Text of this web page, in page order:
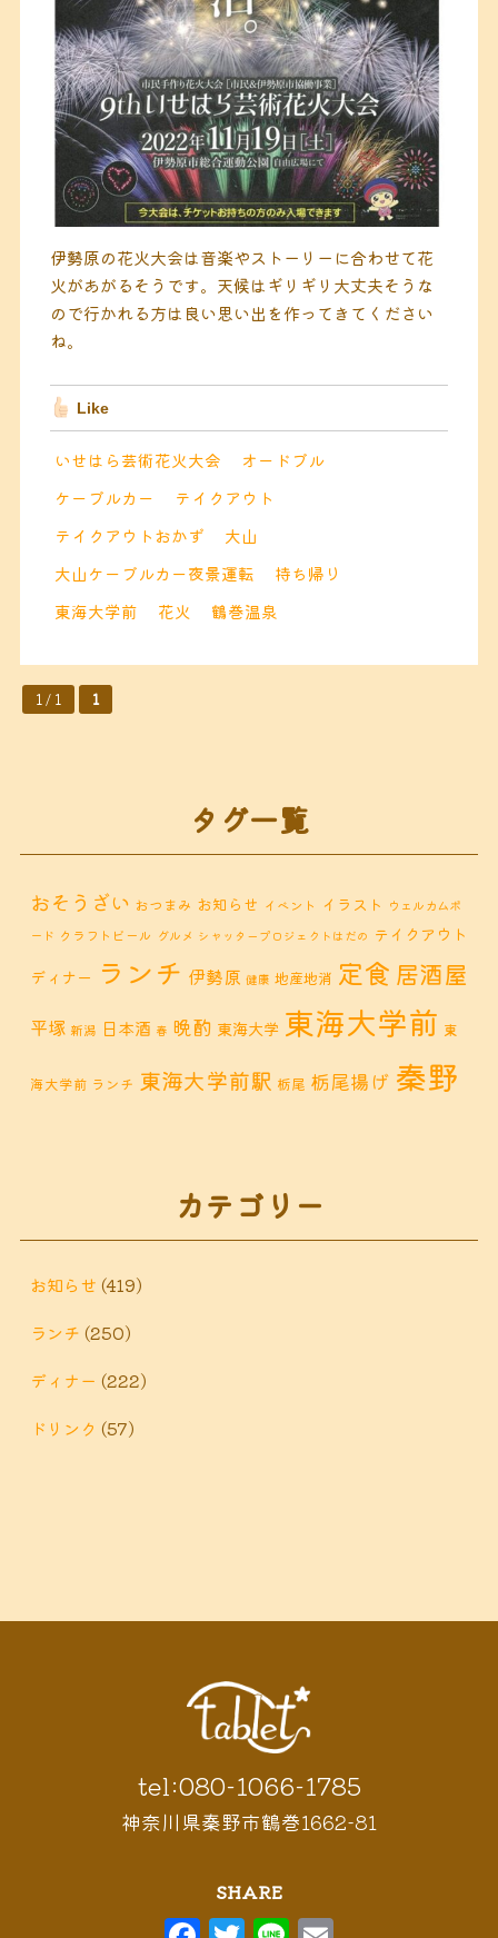
伊勢原の花火大会は音楽やストーリーに合わせて花
火があがるそうです。天候はギリギリ大丈夫そうな
ので行かれる方は良い思い出を作ってきてください
ね。
Like
いせはら芸術花火大会
オードブル
ケーブルカー
テイクアウト
テイクアウトおかず
大山
大山ケーブルカー夜景運転
持ち帰り
東海大学前
花火 鶴巻温泉
1 / 1 1
タグ一覧
おそうざい おつまみ お知らせ イベント イラスト ウェルカムボ
ード クラフトビール グルメ シャッタープロジェクトはだの テイクアウト
ディナー ランチ 伊勢原 健康 地産地消 定食 居酒屋
平塚 新潟 日本酒 春 晩酌 東海大学 東海大学前 東
海大学前 ランチ 東海大学前駅 栃尾 栃尾揚げ 秦野
鶴巻 カフェ
ィナー鶴巻 ランチ
泉鶴巻温泉駅
カテゴリー
お知らせ (419)
ランチ (250)
ディナー (222)
ドリンク (57)
tel:080-1066-1785
神奈川県秦野市鶴巻1662-81
SHARE